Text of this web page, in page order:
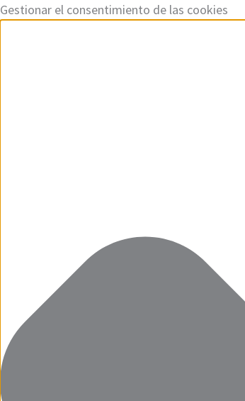
Gestionar el consentimiento de las cookies
Funcional
Preferencias
Estadísticas
Marketing
Ir